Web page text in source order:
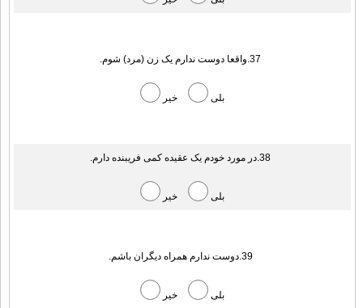
37.واقعا دوست ندارم یک زن (مرد) شوم.
بلی خیر
38.در مورد خودم یک عقیده کمی فریبنده دارم.
بلی خیر
39.دوست ندارم همراه دیگران باشم.
بلی خیر